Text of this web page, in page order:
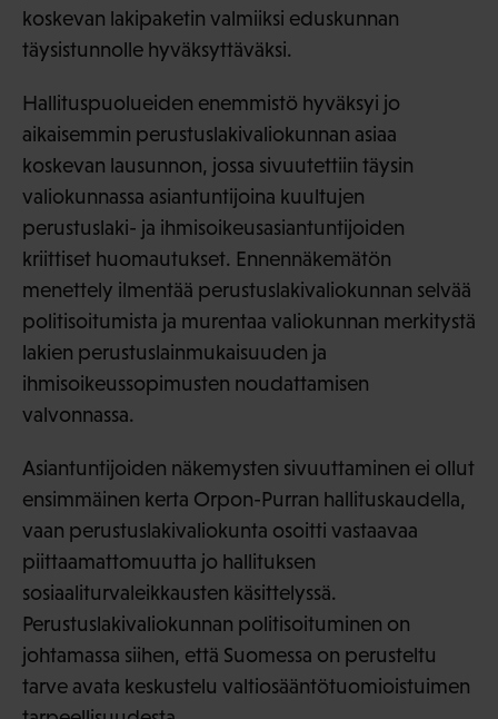
koskevan lakipaketin valmiiksi eduskunnan
täysistunnolle hyväksyttäväksi.
Hallituspuolueiden enemmistö hyväksyi jo
aikaisemmin perustuslakivaliokunnan asiaa
koskevan lausunnon, jossa sivuutettiin täysin
valiokunnassa asiantuntijoina kuultujen
perustuslaki- ja ihmisoikeusasiantuntijoiden
kriittiset huomautukset. Ennennäkemätön
menettely ilmentää perustuslakivaliokunnan selvää
politisoitumista ja murentaa valiokunnan merkitystä
lakien perustuslainmukaisuuden ja
ihmisoikeussopimusten noudattamisen
valvonnassa.
Asiantuntijoiden näkemysten sivuuttaminen ei ollut
ensimmäinen kerta Orpon-Purran hallituskaudella,
vaan perustuslakivaliokunta osoitti vastaavaa
piittaamattomuutta jo hallituksen
sosiaaliturvaleikkausten käsittelyssä.
Perustuslakivaliokunnan politisoituminen on
johtamassa siihen, että Suomessa on perusteltu
tarve avata keskustelu valtiosääntötuomioistuimen